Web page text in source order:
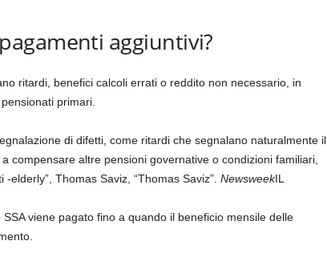
aggiuntivi?
ritardi, benefici calcoli errati o reddito non necessario, in
primari.
di difetti, come ritardi che segnalano naturalmente il
compensare altre pensioni governative o condizioni familiari,
Thomas Saviz, “Thomas Saviz”. NewsweekIL
viene pagato fino a quando il beneficio mensile delle